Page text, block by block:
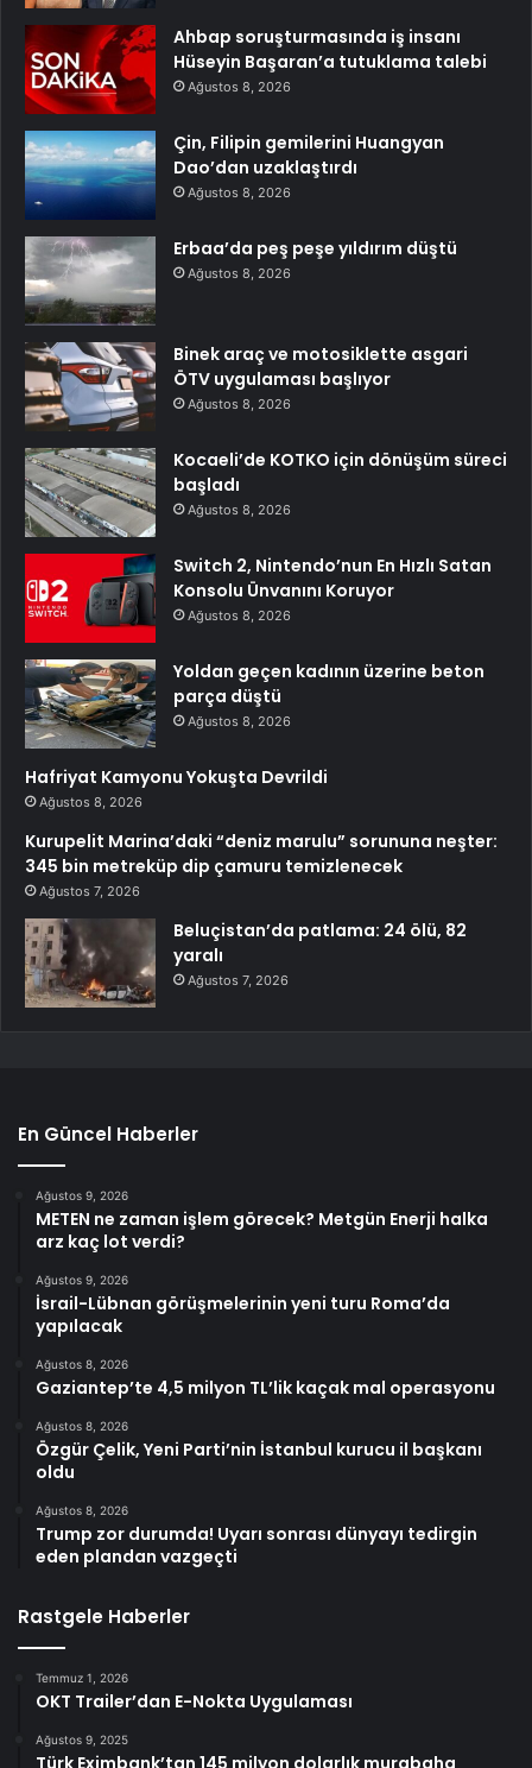
Ahbap soruşturmasında iş insanı
Hüseyin Başaran’a tutuklama talebi
Ağustos 8, 2026
Çin, Filipin gemilerini Huangyan
Dao’dan uzaklaştırdı
Ağustos 8, 2026
Erbaa’da peş peşe yıldırım düştü
Ağustos 8, 2026
Binek araç ve motosiklette asgari
ÖTV uygulaması başlıyor
Ağustos 8, 2026
Kocaeli’de KOTKO için dönüşüm süreci
başladı
Ağustos 8, 2026
Switch 2, Nintendo’nun En Hızlı Satan
Konsolu Ünvanını Koruyor
Ağustos 8, 2026
Yoldan geçen kadının üzerine beton
parça düştü
Ağustos 8, 2026
Hafriyat Kamyonu Yokuşta Devrildi
Ağustos 8, 2026
Kurupelit Marina’daki “deniz marulu” sorununa neşter:
345 bin metreküp dip çamuru temizlenecek
Ağustos 7, 2026
Beluçistan’da patlama: 24 ölü, 82
yaralı
Ağustos 7, 2026
En Güncel Haberler
Ağustos 9, 2026
METEN ne zaman işlem görecek? Metgün Enerji halka
arz kaç lot verdi?
Ağustos 9, 2026
İsrail-Lübnan görüşmelerinin yeni turu Roma’da
yapılacak
Ağustos 8, 2026
Gaziantep’te 4,5 milyon TL’lik kaçak mal operasyonu
Ağustos 8, 2026
Özgür Çelik, Yeni Parti’nin İstanbul kurucu il başkanı
oldu
Ağustos 8, 2026
Trump zor durumda! Uyarı sonrası dünyayı tedirgin
eden plandan vazgeçti
Rastgele Haberler
Temmuz 1, 2026
OKT Trailer’dan E-Nokta Uygulaması
Ağustos 9, 2025
Türk Eximbank’tan 145 milyon dolarlık murabaha